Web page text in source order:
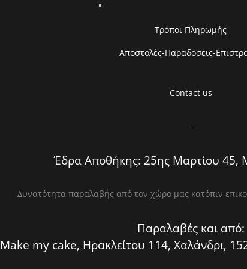
Τρόποι Πληρωμής
Αποστολές-Παραδόσεις-
Contact us
–
Έδρα Αποθήκης: 25ης Μαρτίου 45,
Δυνατότητα παραλαβής από τον χώρο μας κατόπιν
Παραλαβές και από:
Make my cake, Ηρακλείτου 114, Χαλάνδρι,